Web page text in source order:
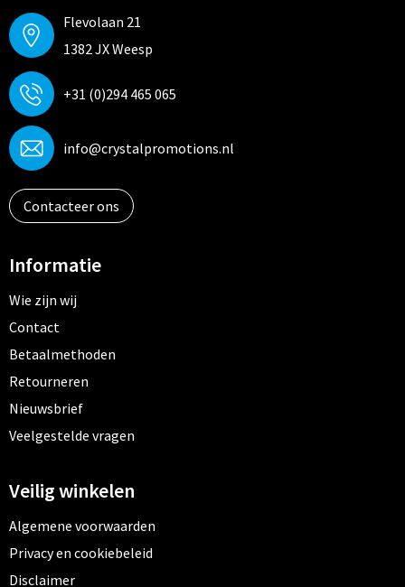
Flevolaan 21
1382 JX Weesp
+31 (0)294 465 065
info@crystalpromotions.nl
Contacteer ons
Informatie
Wie zijn wij
Contact
Betaalmethoden
Retourneren
Nieuwsbrief
Veelgestelde vragen
Veilig winkelen
Algemene voorwaarden
Privacy en cookiebeleid
Disclaimer